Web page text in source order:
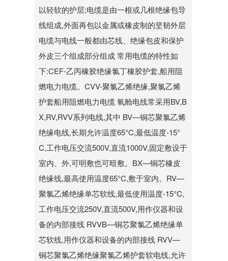
以轻软的护层;电缆是由一根或几根绝缘包导
线组成,外面再包以金属或橡皮制的坚韧外层
电缆与电线一般都由芯线、绝缘包皮和保护
外皮三个组成部分组成 常用电缆的特性如
下:CEF-乙丙橡胶绝缘氯丁橡胶护套,船用阻
燃电力电缆。CVV-聚氯乙烯绝缘,聚氯乙烯
护套船用阻燃电力电缆 氧舱电线常采用BV,B
X,RV,RVV系列电线,其中 BV—铜芯聚氯乙烯
绝缘电线,长期允许温度65°C,最低温度-15°
C,工作电压交流500V,直流1000V,固定敷设于
室内、外,可明敷也可暗敷。BX—铜芯橡皮
绝缘线,最高使用温度65°C,敷于室内。RV—
聚氯乙烯绝缘单芯软线,最低使用温度-15°C,
工作电压交流250V,直流500V,用作仪器和设
备的内部接线 RVVB—铜芯聚氯乙烯绝缘单
芯软线,用作仪器和设备的内部接线 RVV—
铜芯聚氯乙烯绝缘聚氯乙烯护套软电线,允许